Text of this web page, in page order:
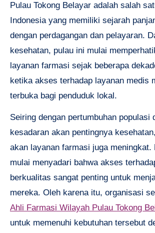
Pulau Tokong Belayar adalah salah
Indonesia yang memiliki sejarah
dengan perdagangan dan pelayaran.
kesehatan, pulau ini mulai
layanan farmasi sejak beberapa
ketika akses terhadap layanan medis
terbuka bagi penduduk lokal.
Seiring dengan pertumbuhan populasi
kesadaran akan pentingnya
akan layanan farmasi juga meningkat.
mulai menyadari bahwa akses
berkualitas sangat penting untuk
mereka. Oleh karena itu, organisasi
Ahli Farmasi Wilayah Pulau Tokong
untuk memenuhi kebutuhan tersebut